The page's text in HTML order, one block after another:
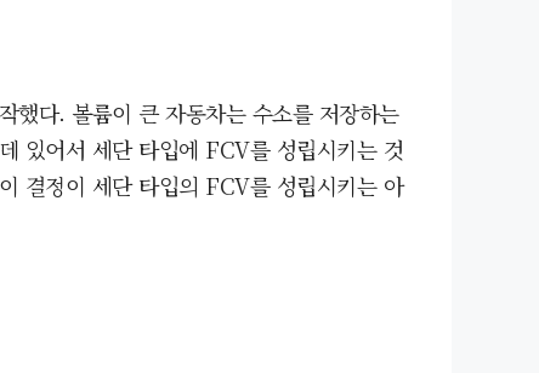
다. 볼륨이 큰 자동차는 수소를 저장하는
있어서 세단 타입에 FCV를 성립시키는 것
결정이 세단 타입의 FCV를 성립시키는 아